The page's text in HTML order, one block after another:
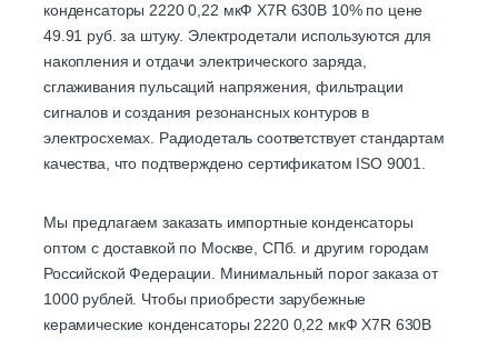
конденсаторы 2220 0,22 мкФ X7R 630В 10% по цене
49.91 руб. за штуку. Электродетали используются для
накопления и отдачи электрического заряда,
сглаживания пульсаций напряжения, фильтрации
сигналов и создания резонансных контуров в
электросхемах. Радиодеталь соответствует стандартам
качества, что подтверждено сертификатом ISO 9001.
Мы предлагаем заказать импортные конденсаторы
оптом с доставкой по Москве, СПб. и другим городам
Российской Федерации. Минимальный порог заказа от
1000 рублей. Чтобы приобрести зарубежные
керамические конденсаторы 2220 0,22 мкФ X7R 630В